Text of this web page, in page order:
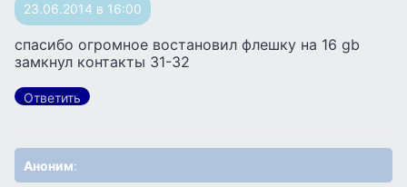
23.06.2014 в 16:00
спасибо огромное востановил флешку на 16 gb
замкнул контакты 31-32
Ответить
Аноним: